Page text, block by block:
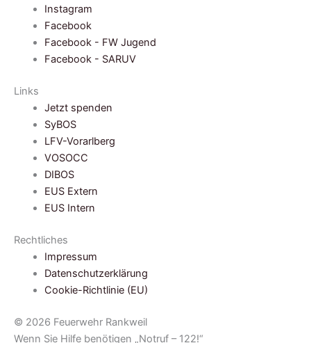
Instagram
Facebook
Facebook - FW Jugend
Facebook - SARUV
Links
Jetzt spenden
SyBOS
LFV-Vorarlberg
VOSOCC
DIBOS
EUS Extern
EUS Intern
Rechtliches
Impressum
Datenschutzerklärung
Cookie-Richtlinie (EU)
© 2026 Feuerwehr Rankweil
Wenn Sie Hilfe benötigen „Notruf – 122!“